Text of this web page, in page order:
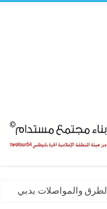
والمواصلات بدبي